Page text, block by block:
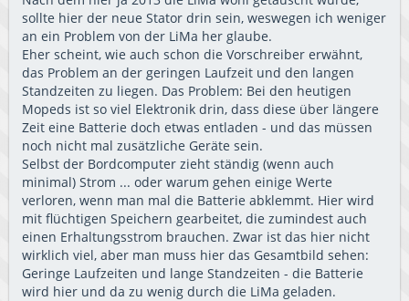
sollte hier der neue Stator drin sein, weswegen ich weniger
an ein Problem von der LiMa her glaube.
Eher scheint, wie auch schon die Vorschreiber erwähnt,
das Problem an der geringen Laufzeit und den langen
Standzeiten zu liegen. Das Problem: Bei den heutigen
Mopeds ist so viel Elektronik drin, dass diese über längere
Zeit eine Batterie doch etwas entladen - und das müssen
noch nicht mal zusätzliche Geräte sein.
Selbst der Bordcomputer zieht ständig (wenn auch
minimal) Strom ... oder warum gehen einige Werte
verloren, wenn man mal die Batterie abklemmt. Hier wird
mit flüchtigen Speichern gearbeitet, die zumindest auch
einen Erhaltungsstrom brauchen. Zwar ist das hier nicht
wirklich viel, aber man muss hier das Gesamtbild sehen:
Geringe Laufzeiten und lange Standzeiten - die Batterie
wird hier und da zu wenig durch die LiMa geladen.